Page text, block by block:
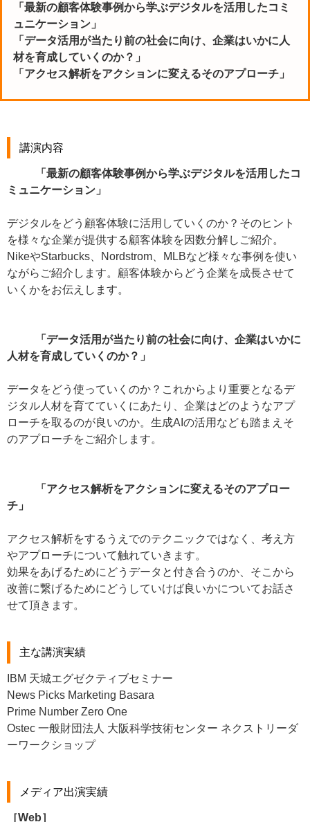
「最新の顧客体験事例から学ぶデジタルを活用したコミ
ュニケーショ ン」
「データ活用が当たり前の社会に向け、企業はいかに人
材を育成していくのか？」
「アクセス解析をアクションに変えるそのアプローチ」
講演内容
「最新の顧客体験事例から学ぶデジタルを活用したコ
ミュニケーショ ン」
デジタルをどう顧客体験に活用していくのか？そのヒント
を様々な企業が提供する顧客体験を因数分解しご紹介。
NikeやStarbucks、Nordstrom、MLBなど様々な事例を使い
ながらご紹介します。顧客体験からどう企業を成長させて
いくかをお伝えします。
「データ活用が当たり前の社会に向け、企業はいかに
人材を育成していくのか？」
データをどう使っていくのか？これからより重要となるデ
ジタル人 材を育てていくにあたり、企業はどのようなアプ
ローチを取るのが良いのか。生成AIの活用なども踏まえそ
のアプローチをご紹介し ます。
「アクセス解析をアクションに変えるそのアプロー
チ」
アクセス解析をするうえでのテクニックではなく、考え方
やアプロ ーチについて触れていきます。
効果をあげるためにどうデータと付き合うのか、そこから
改善に繋げるためにどうしていけば良いかについてお話さ
せて頂きます。
主な講演実績
IBM 天城エグゼクティブセミナー
News Picks Marketing Basara
Prime Number Zero One
Ostec 一般財団法人 大阪科学技術センター ネクストリーダ
ーワークショップ
メディア出演実績
［Web］